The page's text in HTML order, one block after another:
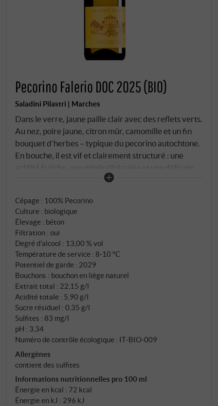
Pecorino Falerio DOC 2025 (BIO)
Saladini Pilastri | Marches
Dans le verre, jaune paille clair avec des reflets verts.
Au nez, poire jaune, citron mûr, camomille et un fin
bouquet d'herbes – typique du pecorino autochtone.
En bouche, il est vif et clairement structuré : une
acidité fraîche, une minéralité salée et une délicate
onctuosité en fin de bouche. Certifié biologique et
beaucoup d'expression et d'aptitude à la vie
quotidienne – un vin de caractère et de charme.
SUPERIORE.DE
Cépage : 100% Pecorino
Culture : biologique
Élevage : béton
Filtration : oui
Degré d'alcool : 13,00 % vol
Température de service : 8‑10 °C
Potentiel de garde : 2029
Bouchons : bouchon en liège naturel
Extrait total : 22,15 g/l
Acidité totale : 5,90 g/l
Sucre résiduel : 0,35 g/l
Sulfites : 83 mg/l
pH : 3,34
Numéro de contrôle écologique : IT‑BIO‑009
Allergènes
contient des sulfites
Informations nutritionnelles pro 100 ml
Énergie en kcal : 72 kcal
Énergie en kJ : 296 kJ